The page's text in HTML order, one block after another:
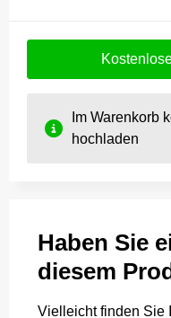
Im Warenkorb
hochladen
Haben Sie
diesem
Vielleicht finden Sie